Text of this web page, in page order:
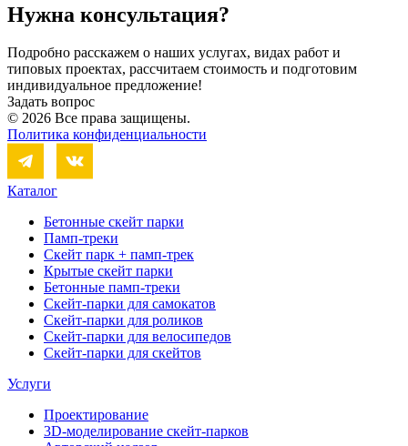
Нужна консультация?
Подробно расскажем о наших услугах, видах работ и
типовых проектах, рассчитаем стоимость и подготовим
индивидуальное предложение!
Задать вопрос
© 2026 Все права защищены.
Политика конфиденциальности
Каталог
Бетонные скейт парки
Памп-треки
Скейт парк + памп-трек
Крытые скейт парки
Бетонные памп-треки
Скейт-парки для самокатов
Скейт-парки для роликов
Скейт-парки для велосипедов
Скейт-парки для скейтов
Услуги
Проектирование
3D-моделирование скейт-парков